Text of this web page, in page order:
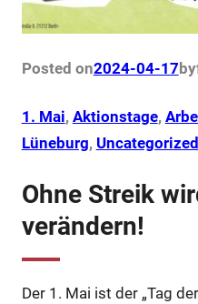
Posted on2024-04-17 by
1. Mai, Aktionstage,
Lüneburg, Uncategorized
Ohne Streik
verändern!
Der 1. Mai ist der „Tag